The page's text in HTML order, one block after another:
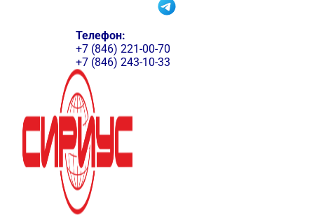
Телефон:
+7 (846) 221-00-70
+7 (846) 243-10-33